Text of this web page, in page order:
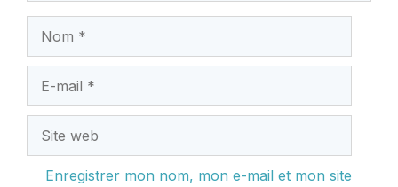
mail
web
Enregistrer mon nom, mon e-mail et mon site